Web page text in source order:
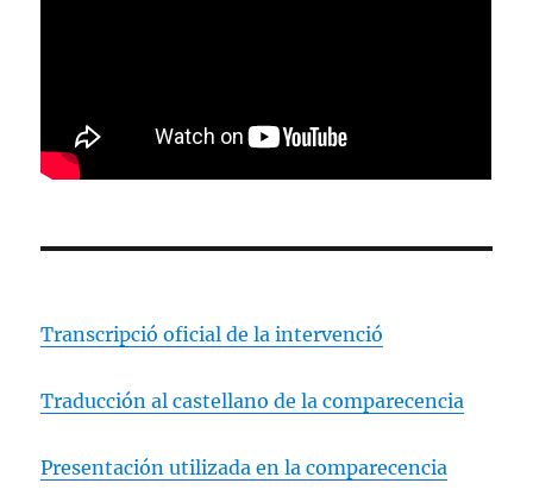
Transcripció oficial de la intervenció
Traducción al castellano de la comparecencia
Presentación utilizada en la comparecencia